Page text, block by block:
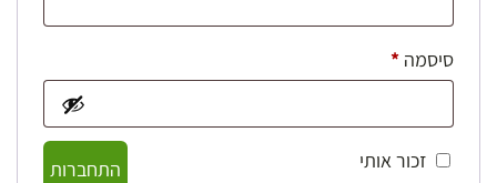
סיסמה *חובה
זכור אותי
התחברות